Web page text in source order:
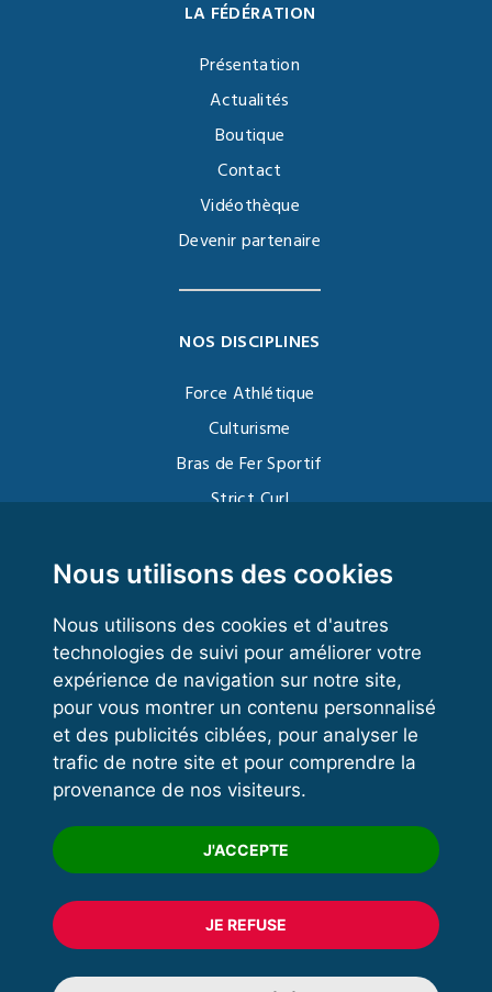
Nous utilisons des cookies
Nous utilisons des cookies et d'autres
technologies de suivi pour améliorer votre
expérience de navigation sur notre site,
pour vous montrer un contenu personnalisé
et des publicités ciblées, pour analyser le
trafic de notre site et pour comprendre la
provenance de nos visiteurs.
J'ACCEPTE
JE REFUSE
LA FÉDÉRATION
Présentation
Actualités
Boutique
Contact
Vidéothèque
Devenir partenaire
NOS DISCIPLINES
Force Athlétique
Culturisme
Bras de Fer Sportif
Strict Curl
Kettlebell
VOS ESPACES
Espace dirigeant
Espace licencié
Trouver un club
Formation
© 2020 FFFORCE Tous droits réservés
Mentions légales